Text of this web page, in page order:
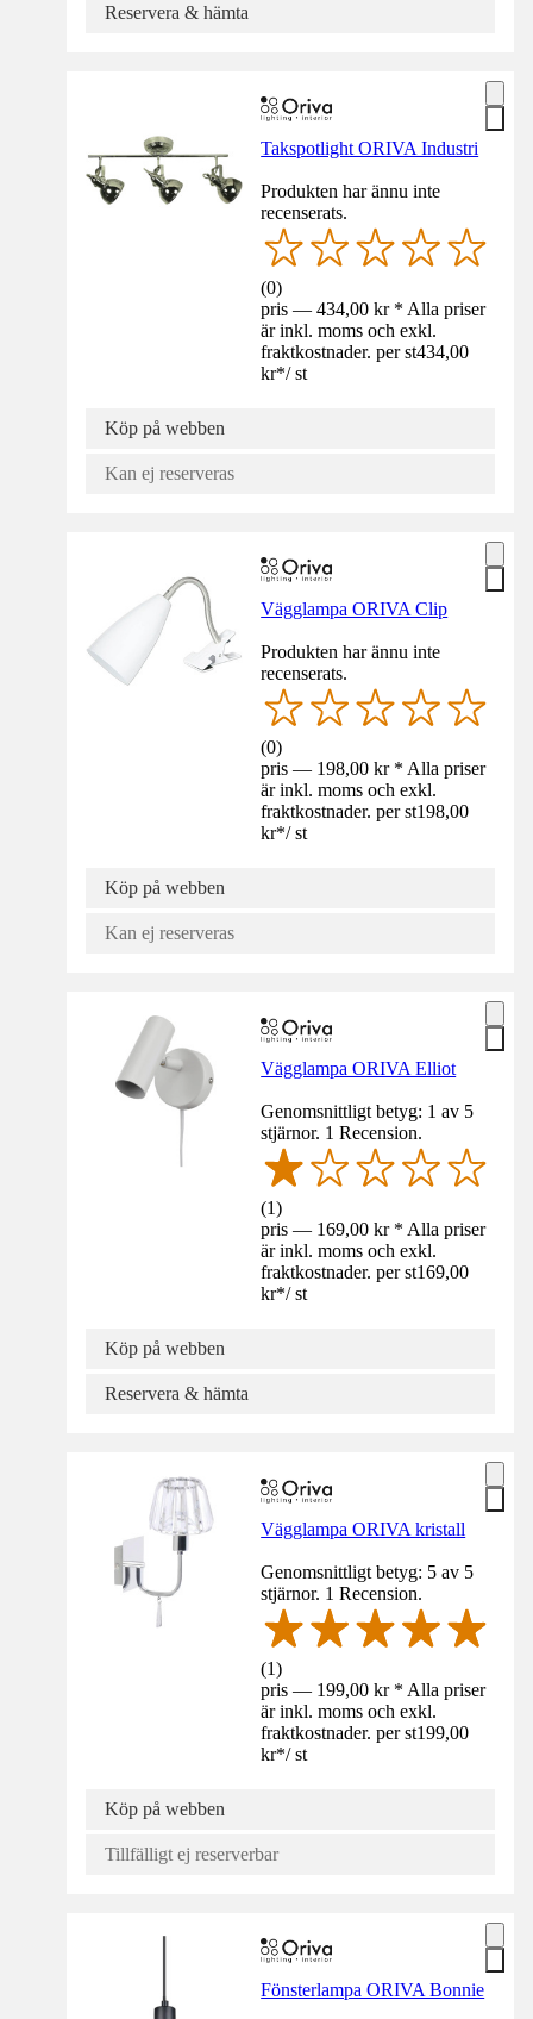
Reservera & hämta
Takspotlight ORIVA Industri
Produkten har ännu inte
recenserats.
(0)
pris — 434,00 kr * Alla priser
är inkl. moms och exkl.
fraktkostnader. per st434,00
kr*/ st
Köp på webben
Kan ej reserveras
Vägglampa ORIVA Clip
Produkten har ännu inte
recenserats.
(0)
pris — 198,00 kr * Alla priser
är inkl. moms och exkl.
fraktkostnader. per st198,00
kr*/ st
Köp på webben
Kan ej reserveras
Vägglampa ORIVA Elliot
Genomsnittligt betyg: 1 av 5
stjärnor. 1 Recension.
(1)
pris — 169,00 kr * Alla priser
är inkl. moms och exkl.
fraktkostnader. per st169,00
kr*/ st
Köp på webben
Reservera & hämta
Vägglampa ORIVA kristall
Genomsnittligt betyg: 5 av 5
stjärnor. 1 Recension.
(1)
pris — 199,00 kr * Alla priser
är inkl. moms och exkl.
fraktkostnader. per st199,00
kr*/ st
Köp på webben
Tillfälligt ej reserverbar
Fönsterlampa ORIVA Bonnie